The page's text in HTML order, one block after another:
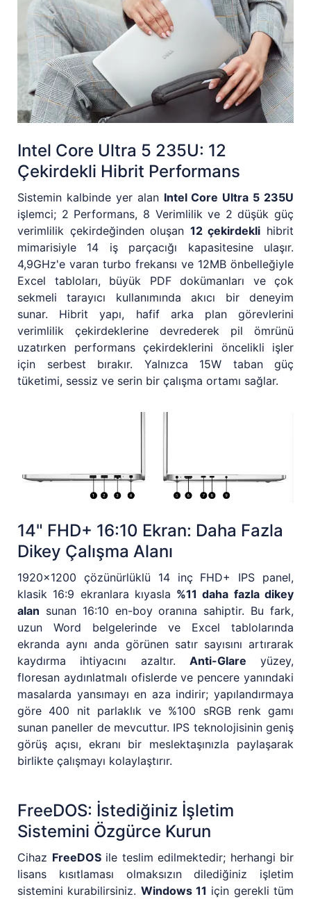
Intel Core Ultra 5 235U: 12
Çekirdekli Hibrit Performans
Sistemin kalbinde yer alan Intel Core Ultra 5 235U
işlemci; 2 Performans, 8 Verimlilik ve 2 düşük güç
verimlilik çekirdeğinden oluşan 12 çekirdekli hibrit
mimarisiyle 14 iş parçacığı kapasitesine ulaşır.
4,9GHz'e varan turbo frekansı ve 12MB önbelleğiyle
Excel tabloları, büyük PDF dokümanları ve çok
sekmeli tarayıcı kullanımında akıcı bir deneyim
sunar. Hibrit yapı, hafif arka plan görevlerini
verimlilik çekirdeklerine devrederek pil ömrünü
uzatırken performans çekirdeklerini öncelikli işler
için serbest bırakır. Yalnızca 15W taban güç
tüketimi, sessiz ve serin bir çalışma ortamı sağlar.
14" FHD+ 16:10 Ekran: Daha Fazla
Dikey Çalışma Alanı
1920x1200 çözünürlüklü 14 inç FHD+ IPS panel,
klasik 16:9 ekranlara kıyasla %11 daha fazla dikey
alan sunan 16:10 en-boy oranına sahiptir. Bu fark,
uzun Word belgelerinde ve Excel tablolarında
ekranda aynı anda görünen satır sayısını artırarak
kaydırma ihtiyacını azaltır. Anti-Glare yüzey,
floresan aydınlatmalı ofislerde ve pencere yanındaki
masalarda yansımayı en aza indirir; yapılandırmaya
göre 400 nit parlaklık ve %100 sRGB renk gamı
sunan paneller de mevcuttur. IPS teknolojisinin geniş
görüş açısı, ekranı bir meslektaşınızla paylaşarak
birlikte çalışmayı kolaylaştırır.
FreeDOS: İstediğiniz İşletim
Sistemini Özgürce Kurun
Cihaz FreeDOSile teslim edilmektedir; herhangi bir
lisans kısıtlaması olmaksızın dilediğiniz işletim
sistemini kurabilirsiniz. Windows 11 için gerekli tüm